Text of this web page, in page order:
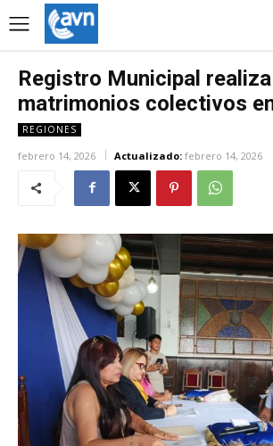
Registro Municipal
matrimonios colectivos
REGIONES
febrero 14, 2026 Actualizado: febrero 14, 2026